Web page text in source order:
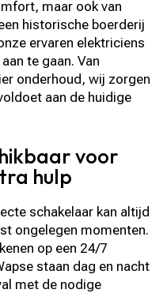
maar ook van
historische boerderij
ervaren elektriciens
te gaan. Van
onderhoud, wij zorgen
aan de huidige
voor
hulp
schakelaar kan altijd
ongelegen momenten.
op een 24/7
staan dag en nacht
met de nodige